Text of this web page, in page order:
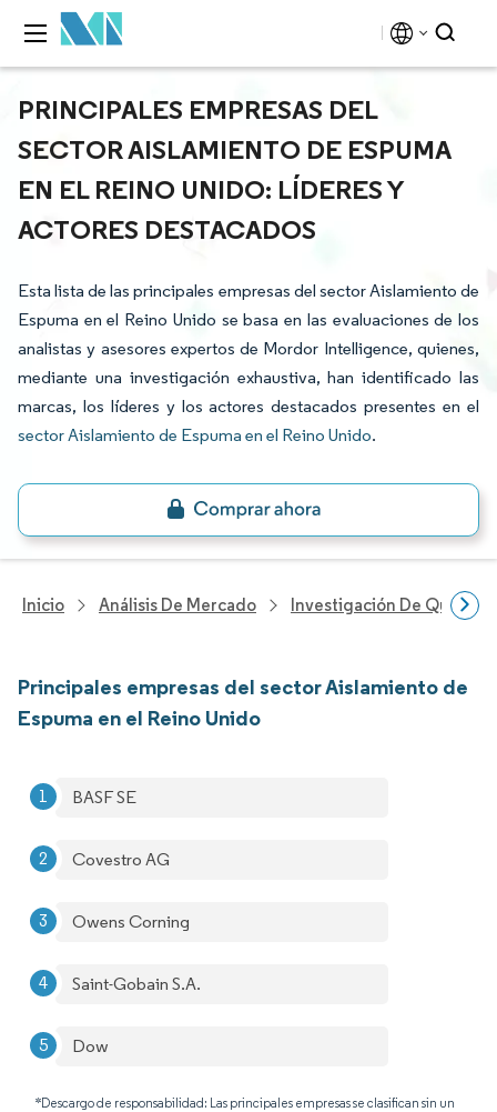
PRINCIPALES EMPRESAS DEL
SECTOR AISLAMIENTO DE ESPUMA
EN EL REINO UNIDO: LÍDERES Y
ACTORES DESTACADOS
Esta lista de las principales empresas del sector Aislamiento de
Espuma en el Reino Unido se basa en las evaluaciones de los
analistas y asesores expertos de Mordor Intelligence, quienes,
mediante una investigación exhaustiva, han identificado las
marcas, los líderes y los actores destacados presentes en el
sector Aislamiento de Espuma en el Reino Unido.
Inicio Análisis De Mercado Investigación De
Principales empresas del sector Aislamiento de
Espuma en el Reino Unido
BASF SE
Covestro AG
Owens Corning
Saint-Gobain S.A.
Dow
*Descargo de responsabilidad: Las principales empresas se clasifican sin un